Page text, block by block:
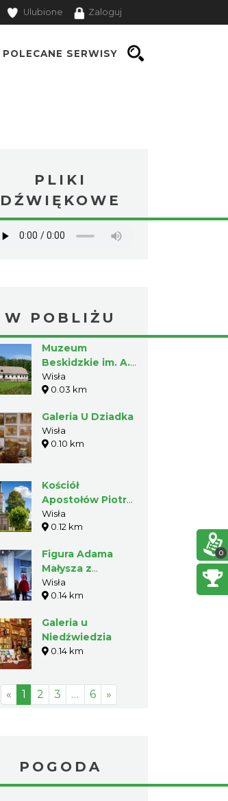
Ulubione Zaloguj
POLECANE SERWISY
PLIKI
DŹWIĘKOWE
W POBLIŻU
Muzeum
Beskidzkie im. A.
Podżorskiego w
Wiśle
Wisła
0.03 km
Galeria U Dziadka
Wisła
0.10 km
Kościół
Apostołów Piotra i
Pawła w Wiśle
Wisła
0.12 km
Figura Adama
Małysza z
czekolady w Wiśle
Wisła
0.14 km
Galeria u
Niedźwiedzia
0.14 km
« 1 2 3 … 6 »
POGODA
0